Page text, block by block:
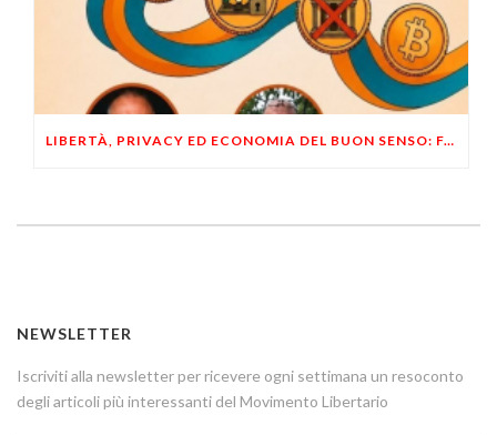
LIBERTÀ, PRIVACY ED ECONOMIA DEL BUON SENSO: FACCO E MUSUMECI A CASALECCHIO DI RENO (BO)
NEWSLETTER
Iscriviti alla newsletter per ricevere ogni settimana un resoconto
degli articoli più interessanti del Movimento Libertario